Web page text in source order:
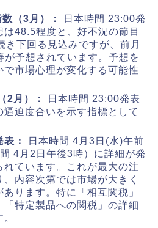
（3月）：
日本時間 23:00発
は48.5程度と、好不況の節目
き下回る見込みですが、前月
が予想されています。予想を
で市場心理が変化する可能性
2月）：
日本時間 23:00発表
逼迫度合いを示す指標として
：
日本時間 4月3日(水)午前
4月2日午後3時）に詳細が発
れています。これが最大の注
、内容次第では市場が大きく
ります。特に「相互関税」
「特定製品への関税」の詳細